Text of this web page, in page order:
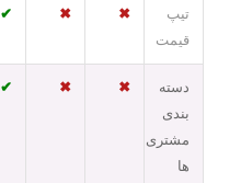
تیپ
قیمت
✖
✖
✔
دسته
بندی
مشتری
ها
✖
✖
✔